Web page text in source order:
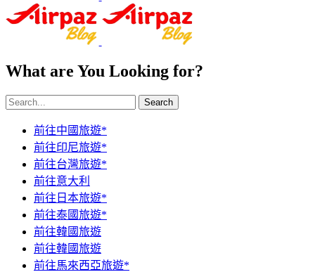
What are You Looking for?
Search
前往中國旅遊*
前往印尼旅遊*
前往台灣旅遊*
前往意大利
前往日本旅遊*
前往泰國旅遊*
前往韓國旅遊
前往韓國旅遊
前往馬來西亞旅遊*